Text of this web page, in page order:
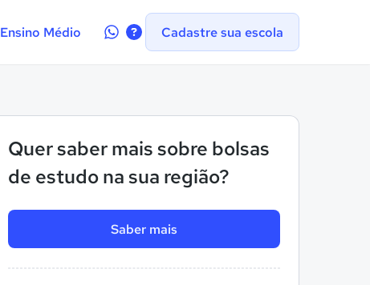
Ensino Médio
Contate-Cadastre sua escola
Quer saber mais sobre bolsas
de estudo na sua região?
Saber mais